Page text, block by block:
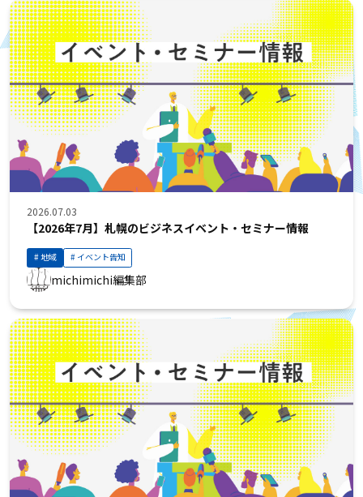
2026.07.03
【2026年7月】札幌のビジネスイベント・セミナー情報
地域 イベント告知
michimichi編集部